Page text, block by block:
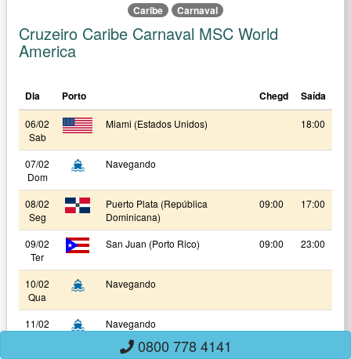
Caribe Carnaval
Cruzeiro Caribe Carnaval MSC World
America
Dia Porto Chegd Saída
06/02
Sab
Miami (Estados Unidos) 18:00
07/02
Dom
Navegando
08/02
Seg
Puerto Plata (República
Dominicana)
09:00 17:00
09/02
Ter
San Juan (Porto Rico) 09:00 23:00
10/02
Qua
Navegando
11/02
Navegando
0800 778 4141